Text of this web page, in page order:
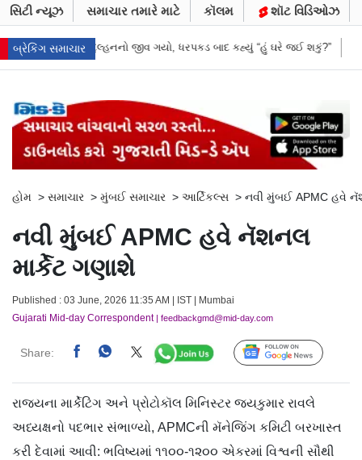
સિટી ન્યૂઝ સમાચાર તમારે માટે કૉલમ શૉટ વિડિઓઝ
બ્રેકિંગ સમાચાર
બાદ કહ્યું “હું ઘરે જઈ શકું?” ‘હું બાબા બાગેશ્વર નથી...’: IIT દિલ્હીમાં
હોમ > સમાચાર > મુંબઈ સમાચાર > આર્ટિકલ્સ > નવી મુંબઈ APMC હવે
નવી મુંબઈ APMC હવે નૅશનલ
માર્કેટ ગણાશે
Published : 03 June, 2026 11:35 AM | IST | Mumbai
Gujarati Mid-day Correspondent| feedbackgmd@mid-day.com
Share: Follow Us
રાજ્યના માર્કેટિંગ અને પ્રોટોકૉલ મિનિસ્ટર જયકુમાર રાવલે
અધ્યક્ષનો પદભાર સંભાળ્યો, APMCની મૅનેજિંગ કમિટી બરખાસ્ત
કરી દેવામાં આવી: ભવિષ્યમાં ૧૧૦૦-૧૨૦૦ એકરમાં વિશ્વની સૌથી